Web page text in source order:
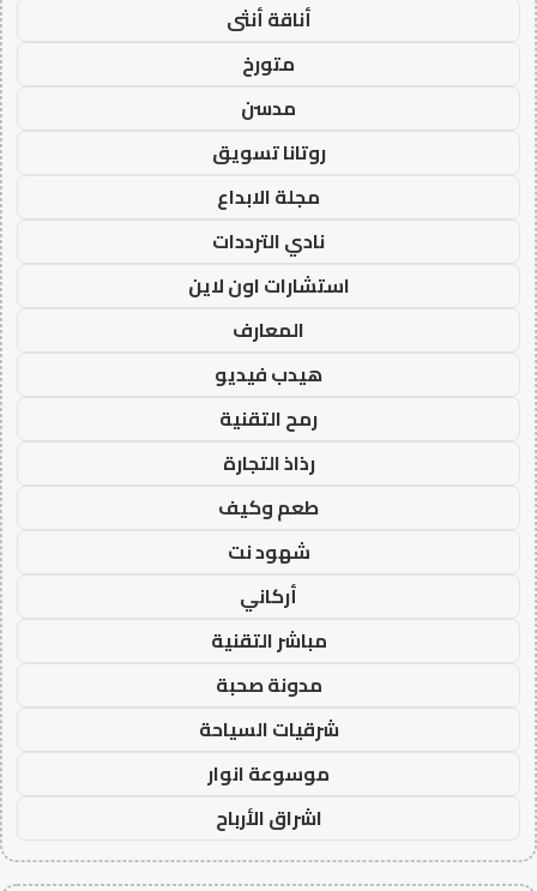
أناقة أنثى
متورخ
مدسن
روتانا تسويق
مجلة الابداع
نادي الترددات
استشارات اون لاين
المعارف
هيدب فيديو
رمح التقنية
رذاذ التجارة
طعم وكيف
شهود نت
أركاني
مباشر التقنية
مدونة صحبة
شرقيات السياحة
موسوعة انوار
اشراق الأرباح